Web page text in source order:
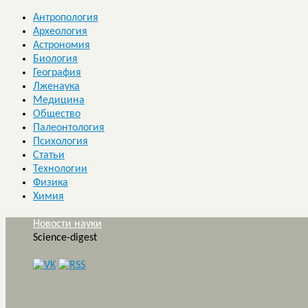
Антропология
Археология
Астрономия
Биология
География
Лженаука
Медицина
Общество
Палеонтология
Психология
Статьи
Технологии
Физика
Химия
Новости науки
Science-digest